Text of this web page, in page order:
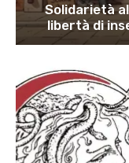
Solidarietà
libertà di